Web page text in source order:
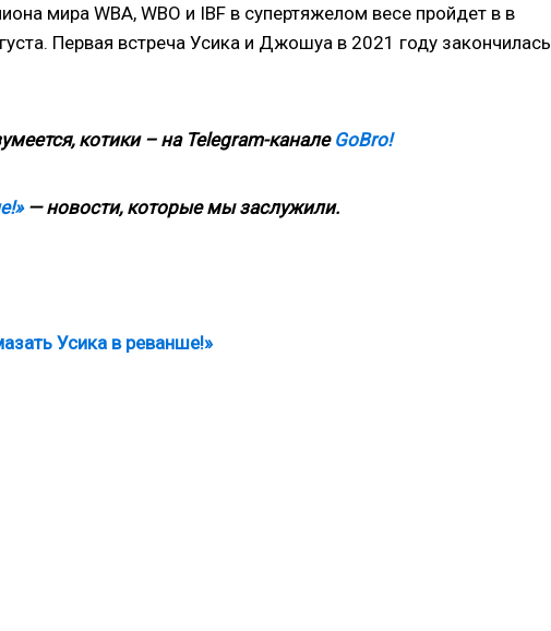
мира WBA, WBO и IBF в супертяжелом весе пройдет в в
Первая встреча Усика и Джошуа в 2021 году закончилась
котики – на Telegram-канале GoBro!
— новости, которые мы заслужили.
Усика в реванше!»